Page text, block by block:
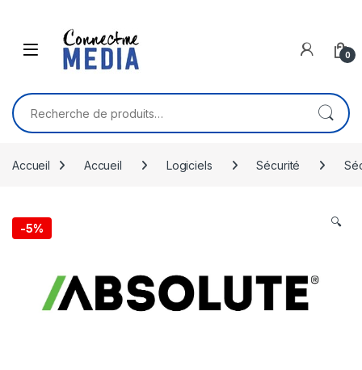
0
Recherche pour :
Accueil Accueil Logiciels Sécurité
-5% 🔍